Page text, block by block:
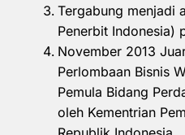
Tergabung menjadi
Penerbit Indonesia)
November 2013
Perlombaan Bisnis
Pemula Bidang
oleh Kementrian